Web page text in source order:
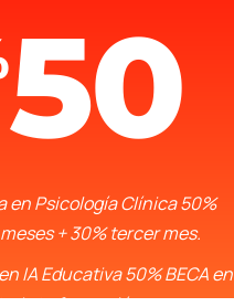
50
en Psicología Clínica 50%
+ 30% tercer mes.
IA Educativa 50% BECA en